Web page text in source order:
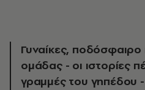
Γυναίκες, ποδόσφαιρο
ομάδας - οι ιστορίες
γραμμές του γηπέδου -